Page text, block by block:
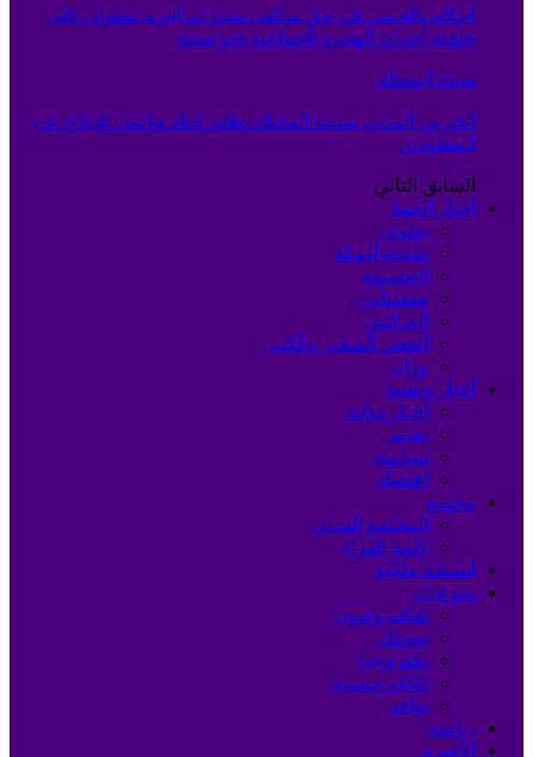
أحكام بالحبس في حق سائقي سيارات أجرة بتطوان على
خلفية أحداث الهجرة الجماعية نحو سبتة
سبته المحتلة
الحرس المدني بسبتة المحتلة يطلق قناة تواصل للإبلاغ عن
المفقودين
السابق التالي
أخبار الجهة
تطوان
طنجة-أصيلة
الحسيمة
شفشاون
العرائش
القصر الصغير والكبير
وزان
أخبار وطنية
أخبار دولية
تعليم
سياسة
اقتصاد
مجتمع
المجتمع المدني
كلمة القراء
أنشطة ملكية
منوعات
ثقافة وفنون
صحتك
تكنولوجيا
ثقافة جنسية
نوافذ
رياضة
الأخيرة